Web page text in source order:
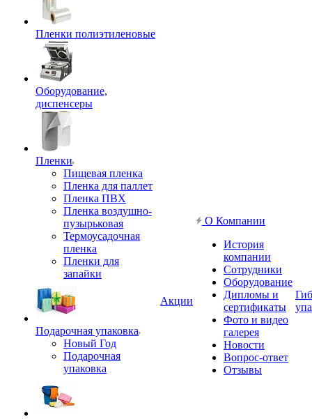
Пленки полиэтиленовые
Оборудование,
диспенсеры
Пленки
Пищевая пленка
Пленка для паллет
Пленка ПВХ
Пленка воздушно-
пузырьковая
Термоусадочная
пленка
Пленки для
запайки
Подарочная упаковка
Новый Год
Подарочная
упаковка
Акции
О Компании
История
компании
Сотрудники
Оборудование
Дипломы и
сертификаты
Фото и видео
галерея
Новости
Вопрос-ответ
Отзывы